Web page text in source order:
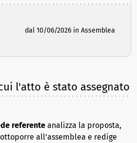
dal 10/06/2026 in Assemblea
l'atto è stato assegnato
referente analizza la proposta,
all’assemblea e redige